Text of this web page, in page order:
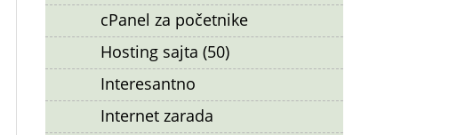
cPanel za početnike
Hosting sajta (50)
Interesantno
Internet zarada